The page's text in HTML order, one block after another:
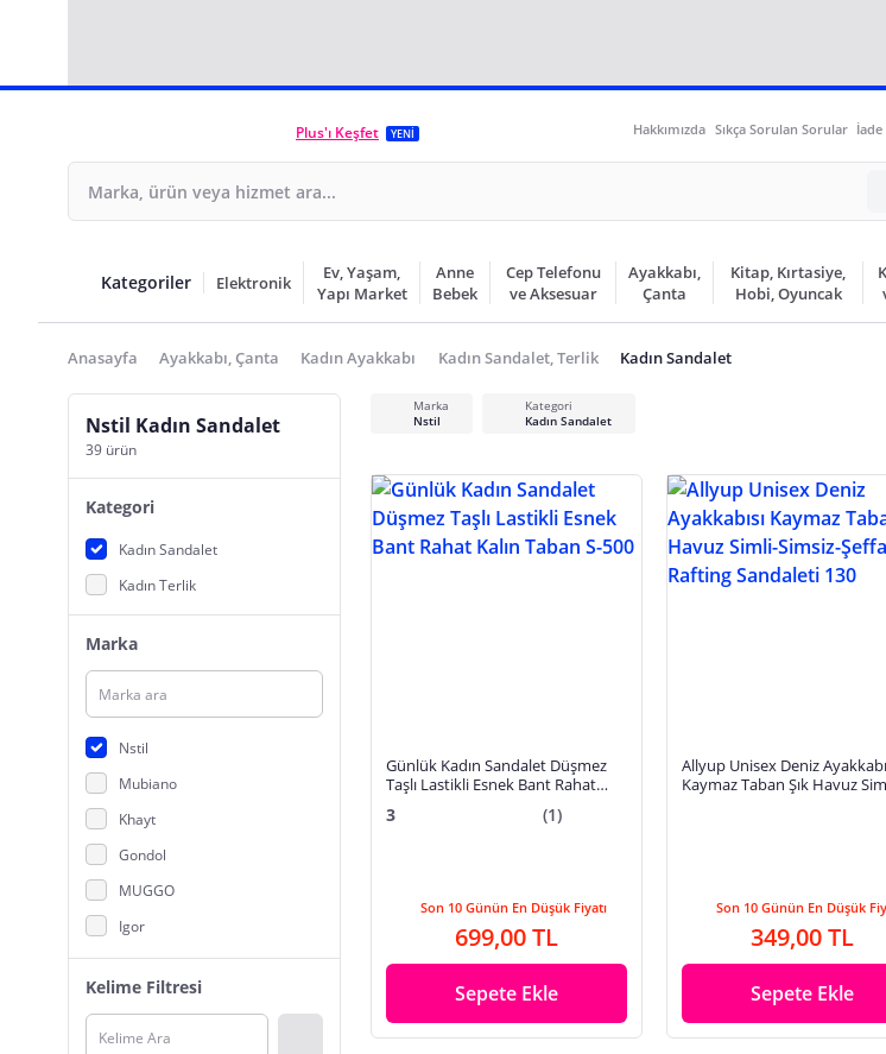
Plus'ı Keşfet YENİ Hakkımızda Sıkça Sorulan Sorular İade
Kategoriler Elektronik
Ev, Yaşam,
Yapı Market
Anne
Bebek
Cep Telefonu
ve Aksesuar
Ayakkabı,
Çanta
Kitap, Kırtasiye,
Hobi, Oyuncak
Anasayfa Ayakkabı, Çanta Kadın Ayakkabı Kadın Sandalet, Terlik Kadın Sandalet
Nstil Kadın Sandalet
39 ürün
Kategori
Kadın Sandalet
Kadın Terlik
Marka
Nstil
Mubiano
Khayt
Gondol
MUGGO
Igor
Munshoe
Ispartalılar
Moovimente
Kelime Filtresi
Marka
Nstil
Kategori
Kadın Sandalet
Günlük Kadın Sandalet Düşmez
Taşlı Lastikli Esnek Bant Rahat
3 (1)
Son 10 Günün En Düşük Fiyatı
699,00 TL
Sepete Ekle
Allyup Unisex Deniz
Kaymaz Taban Şık Havuz
Son 10 Günün En Düşük
349,00 TL
Sepete Ekle